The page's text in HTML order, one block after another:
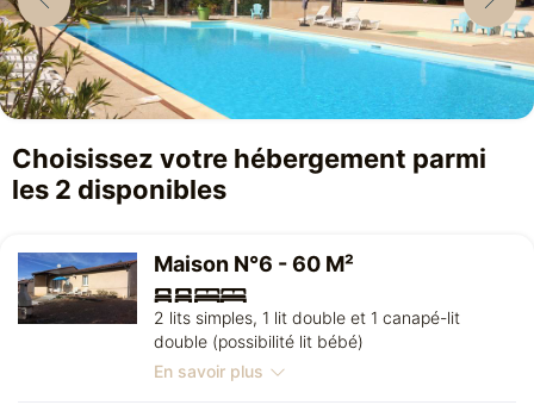
Choisissez votre hébergement parmi
les 2 disponibles
Maison N°6 - 60 M²
2 lits simples, 1 lit double et 1 canapé-lit
double (possibilité lit bébé)
En savoir plus